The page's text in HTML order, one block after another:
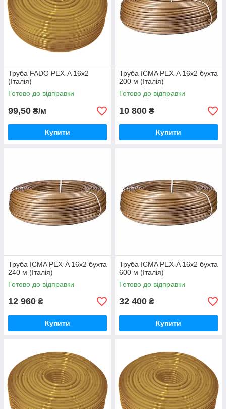
Труба FADO PEX-A 16х2
(Італія)
Готово до відправки
99,50 ₴/м
Купити
Труба ICMA PEX-A 16х2 бухта
200 м (Італія)
Готово до відправки
10 800 ₴
Купити
Труба ICMA PEX-A 16х2 бухта
240 м (Італія)
Готово до відправки
12 960 ₴
Купити
Труба ICMA PEX-A 16х2 бухта
600 м (Італія)
Готово до відправки
32 400 ₴
Купити